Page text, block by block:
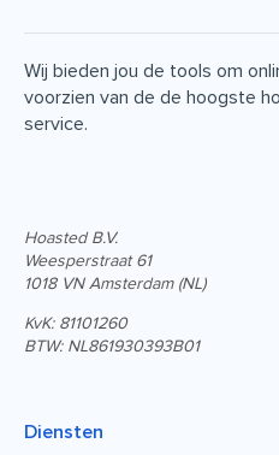
Wij bieden jou de tools om
voorzien van de de hoogste
service.
Hoasted B.V.
Weesperstraat 61
1018 VN Amsterdam (NL)
KvK: 81101260
BTW: NL861930393B01
Diensten